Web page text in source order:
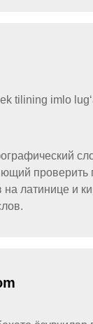
tilining imlo
проверить
на латинице и